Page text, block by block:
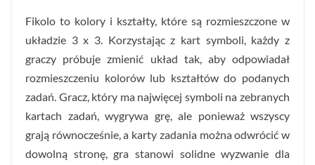
Fikolo to kolory i kształty, które są rozmieszczone w
układzie 3 x 3. Korzystając z kart symboli, każdy z
graczy próbuje zmienić układ tak, aby odpowiadał
rozmieszczeniu kolorów lub kształtów do podanych
zadań. Gracz, który ma najwięcej symboli na zebranych
kartach zadań, wygrywa grę, ale ponieważ wszyscy
grają równocześnie, a karty zadania można odwrócić w
dowolną stronę, gra stanowi solidne wyzwanie dla